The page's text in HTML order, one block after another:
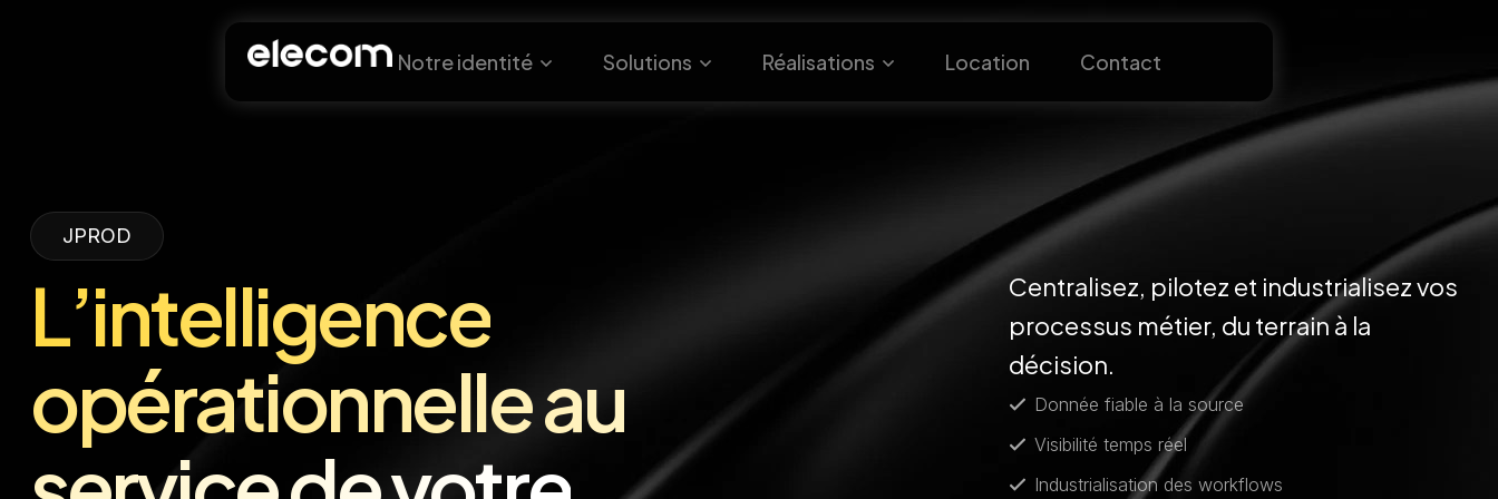
Notre identité Solutions Réalisations Location Contact
JPROD
L’intelligence
opérationnelle au
Centralisez, pilotez et industrialisez vos
processus métier, du terrain à la
décision.
Donnée fiable à la source
Visibilité temps réel
Industrialisation des workflows